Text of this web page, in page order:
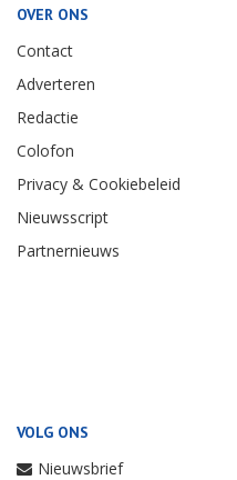
OVER ONS
Contact
Adverteren
Redactie
Colofon
Privacy & Cookiebeleid
Nieuwsscript
Partnernieuws
VOLG ONS
Nieuwsbrief